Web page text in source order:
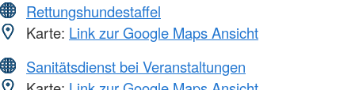
Rettungshundestaffel
Karte: Link zur Google Maps Ansicht
Sanitätsdienst bei Veranstaltungen